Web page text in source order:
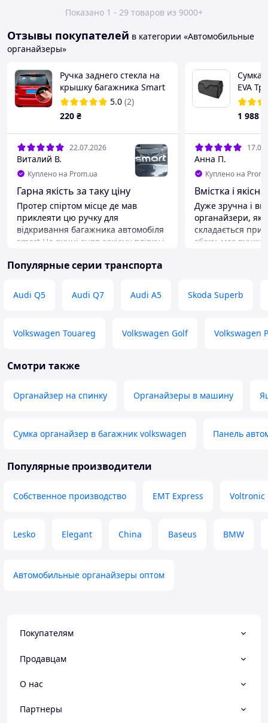
Показано 1 - 29 товаров из 9000+
Отзывы покупателей в категории «Автомобильные
органайзеры»
Ручка заднего стекла на
крышку багажника Smart
Fortwo 450 451 / W453
(накладка на багажник,
5.0 (2)
220 ₴
22.07.2026
Виталий В.
Куплено на Prom.ua
Гарна якість за таку ціну
Протер спіртом місце де мав
приклеяти цю ручку для
відкривання багажника автомобіля
smart На ручці зняв захісну плівку і
вже пару тижнів і все добре
Сумка
EVA
1 988
Анна П.
Куплено на
Вмістка і
Дуже зручна і
органайзери,
складається при
збоку, має ручки
Якість, вмісткість
Популярные серии транспорта
Audi Q5 Audi Q7 Audi A5 Skoda Superb
Volkswagen Touareg Volkswagen Golf Volkswagen
Смотри также
Органайзер на спинку Органайзеры в машину
Сумка органайзер в багажник volkswagen Панель
Популярные производители
Собственное производство EMT Express Voltronic
Lesko Elegant China Baseus BMW
Автомобильные органайзеры оптом
Покупателям
Продавцам
О нас
Партнеры